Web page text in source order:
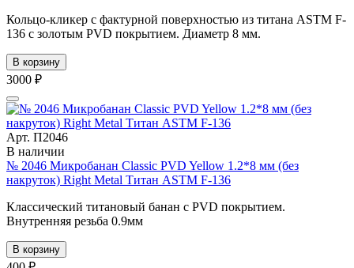
Кольцо-кликер с фактурной поверхностью из титана ASTM F-
136 с золотым PVD покрытием. Диаметр 8 мм.
В корзину
3000 ₽
Арт. П2046
В наличии
№ 2046 Микробанан Classic PVD Yellow 1.2*8 мм (без
накруток) Right Metal Титан ASTM F-136
Классический титановый банан с PVD покрытием.
Внутренняя резьба 0.9мм
В корзину